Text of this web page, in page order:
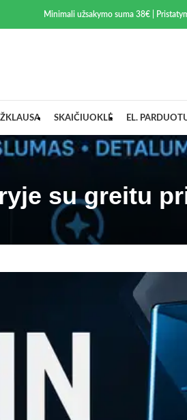
Minimali užsakymo suma 38€ |
SKAIČIUOKLĖ EL.
su greitu